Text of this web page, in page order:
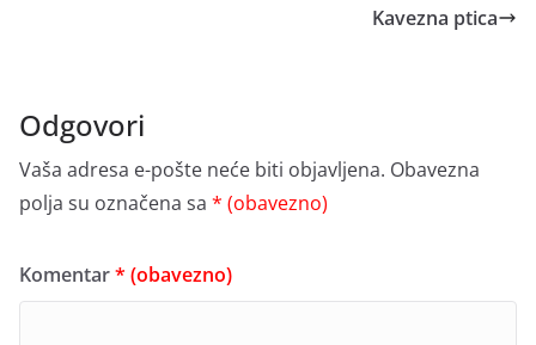
Kavezna ptica
Odgovori
Vaša adresa e-pošte neće biti objavljena. Obavezna
polja su označena sa * (obavezno)
Komentar* (obavezno)